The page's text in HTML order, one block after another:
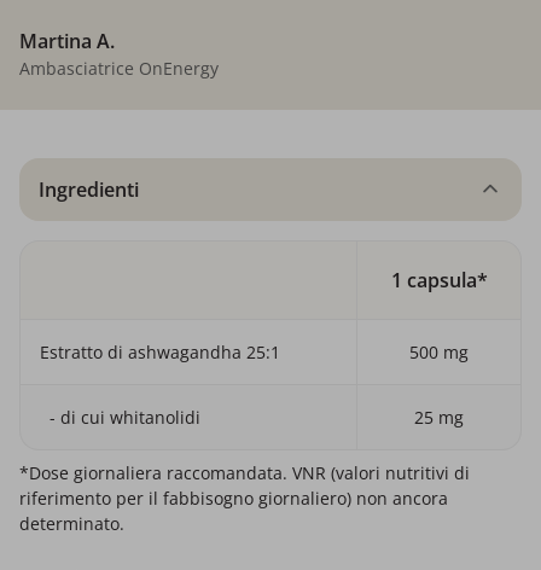
Martina A.
Ambasciatrice OnEnergy
Ingredienti
1 capsula*
Estratto di ashwagandha 25:1 500 mg
- di cui whitanolidi 25 mg
*Dose giornaliera raccomandata. VNR (valori nutritivi di
riferimento per il fabbisogno giornaliero) non ancora
determinato.